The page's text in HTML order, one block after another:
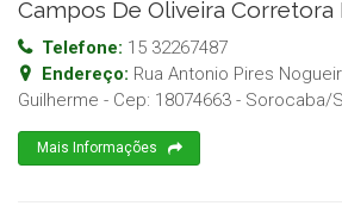
Campos De Oliveira Corretora
Telefone: 15 32267487
Endereço: Rua Antonio Pires
Guilherme - Cep: 18074663 - Sorocaba/
Mais Informações